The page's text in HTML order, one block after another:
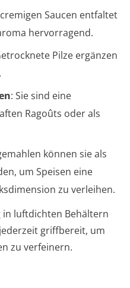
Saucen entfaltet
hervorragend.
Pilze ergänzen
: Sie sind eine
Ragoûts oder als
können sie als
um Speisen eine
zu verleihen.
luftdichten Behältern
griffbereit, um
zu verfeinern.